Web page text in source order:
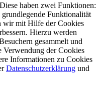
haben zwei Funktionen:
Funktionalität
wir mit Hilfe der Cookies
Hierzu werden
gesammelt und
Verwendung der Cookies
Informationen zu Cookies
Datenschutzerklärung und